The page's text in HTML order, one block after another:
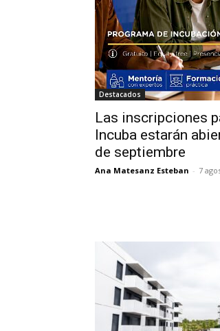
Destacados
Las inscripciones
Incuba estarán
de septiembre
Ana Matesanz Esteban - 7